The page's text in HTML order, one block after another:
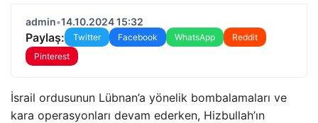
admin•14.10.2024 15:32
Paylaş: Twitter Facebook WhatsApp
Reddit
Pinterest
İsrail ordusunun Lübnan’a yönelik bombalamaları ve
kara operasyonları devam ederken, Hizbullah’ın